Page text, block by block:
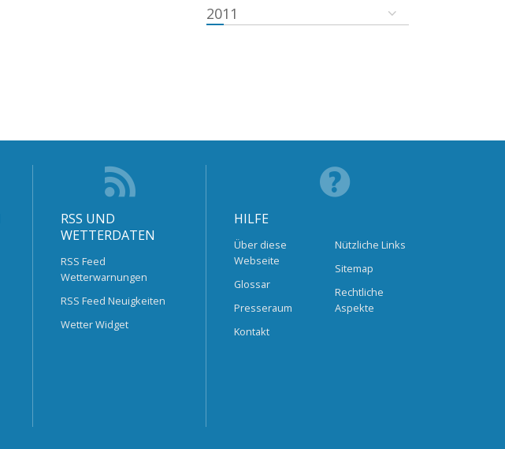
2011
RSS UND
WETTERDATEN
RSS Feed
Wetterwarnungen
RSS Feed Neuigkeiten
Wetter Widget
HILFE
Über diese
Webseite
Glossar
Presseraum
Kontakt
Nützliche Links
Sitemap
Rechtliche
Aspekte